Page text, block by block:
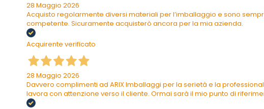
28 Maggio 2026
Acquisto regolarmente diversi materiali per l’imballaggio e sono
competente. Sicuramente acquisterò ancora per la mia azienda.
Acquirente verificato
28 Maggio 2026
Davvero complimenti ad ARIX Imballaggi per la serietà e la
lavora con attenzione verso il cliente. Ormai sarà il mio punto di